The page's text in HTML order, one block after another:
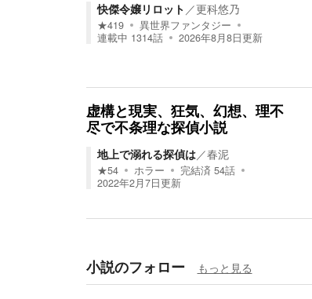
快傑令嬢リロット ／更科悠乃
★419
異世界ファンタジー
連載中 1314話 2026年8月8日更新
虚構と現実、狂気、幻想、理不
尽で不条理な探偵小説
地上で溺れる探偵は／春泥
★54 ホラー 完結済 54話
2022年2月7日更新
小説のフォロー もっと見る